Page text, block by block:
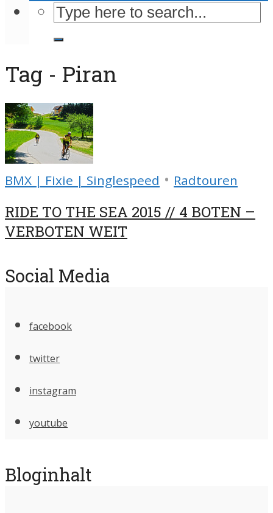
Tag - Piran
BMX | Fixie | Singlespeed • Radtouren
RIDE TO THE SEA 2015 // 4 BOTEN –
VERBOTEN WEIT
Social Media
facebook
twitter
instagram
youtube
Bloginhalt